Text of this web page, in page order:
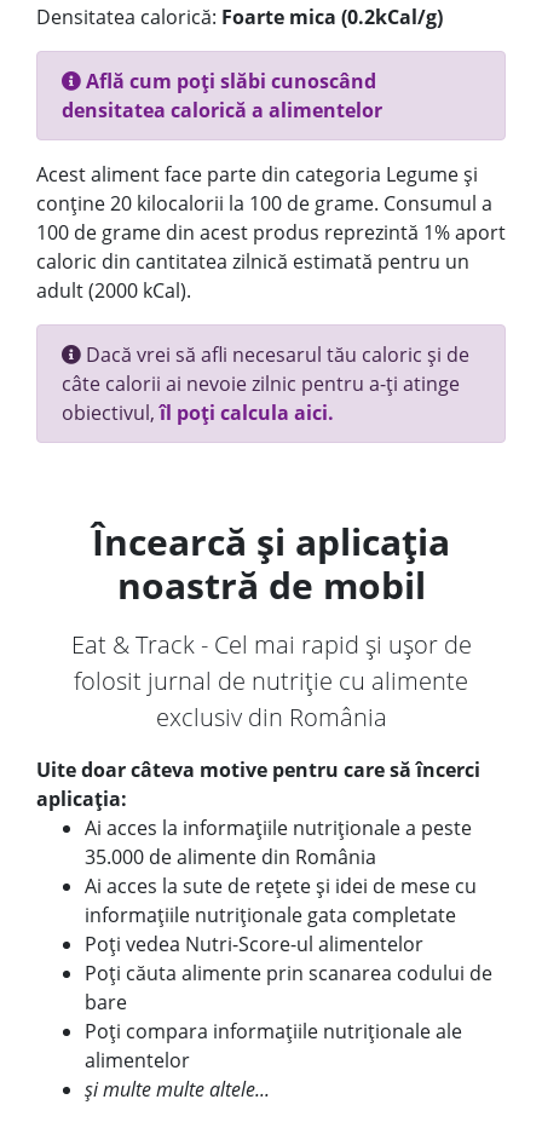
Densitatea calorică: Foarte mica (0.2kCal/g)
Află cum poți slăbi cunoscând
densitatea calorică a alimentelor
Acest aliment face parte din categoria Legume și
conține 20 kilocalorii la 100 de grame. Consumul a
100 de grame din acest produs reprezintă 1% aport
caloric din cantitatea zilnică estimată pentru un
adult (2000 kCal).
Dacă vrei să afli necesarul tău caloric și de
câte calorii ai nevoie zilnic pentru a-ți atinge
obiectivul,îl poți calcula aici.
Încearcă și aplicația
noastră de mobil
Eat & Track - Cel mai rapid și ușor de
folosit jurnal de nutriție cu alimente
exclusiv din România
Uite doar câteva motive pentru care să încerci
aplicația:
Ai acces la informațiile nutriționale a peste
35.000 de alimente din România
Ai acces la sute de rețete și idei de mese cu
informațiile nutriționale gata completate
Poți vedea Nutri-Score-ul alimentelor
Poți căuta alimente prin scanarea codului de
bare
Poți compara informațiile nutriționale ale
alimentelor
și multe multe altele...